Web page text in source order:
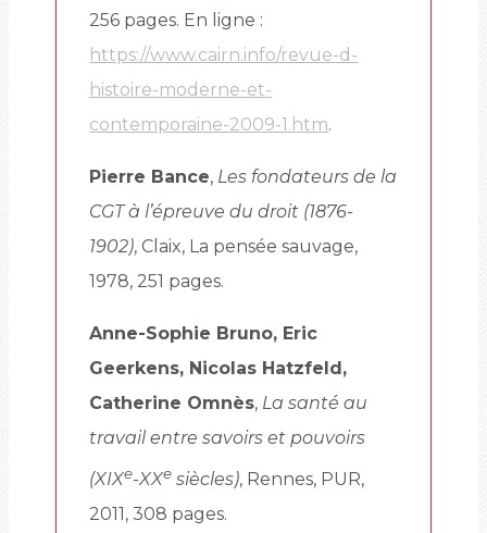
256 pages. En ligne :
https://www.cairn.info/revue-d-
histoire-moderne-et-
contemporaine-2009-1.htm.
Pierre Bance, Les fondateurs de la
CGT à l’épreuve du droit (1876-
1902), Claix, La pensée sauvage,
1978, 251 pages.
Anne-Sophie Bruno, Eric
Geerkens, Nicolas Hatzfeld,
Catherine Omnès, La santé au
travail entre savoirs et pouvoirs
(XIXe-XXe siècles), Rennes, PUR,
2011, 308 pages.